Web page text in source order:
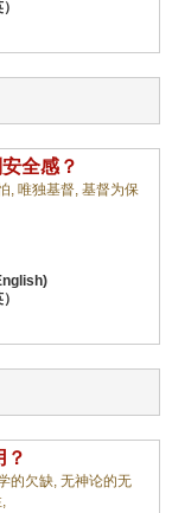
全感？
, 唯独基督, 基督为保
？
的欠缺, 无神论的无